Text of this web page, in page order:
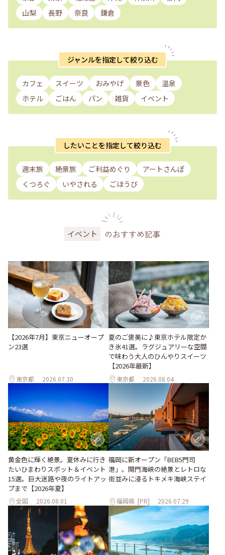
山梨
長野 奈良 鎌倉
ジャンルを指定して絞り込む
カフェ スイーツ おみやげ 景色
温泉
ホテル
ごはん パン 雑貨 イベント
したいことを指定して絞り込む
週末旅 絶景旅 ご利益めぐり
アートさんぽ
くつろぐ
いやされる ごほうび
イベント のおすすめ記事
【2026年7月】東京ニューオープ
ン23選
東京都 2026.07.30
夏のご褒美に♪東京ホテル限定か
き氷41選。ラグジュアリーな空間
で味わう大人のひんやりスイーツ
【2026年最新】
東京都 2026.08.04
黄金色に輝く絶景。夏休みに行き
たいひまわりスポット＆イベント
15選。巨大迷路や夜のライトアッ
プまで【2026年夏】
全国 2026.08.01
福岡に新オープン「BEB5門司
港」。関門海峡の絶景とレトロな
街並みに浸るトキメキ海峡ステイ
福岡県 [PR] 2026.07.29